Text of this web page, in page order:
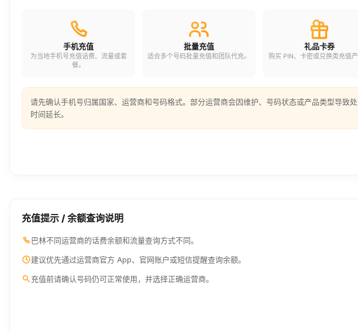
手机充值
为当地手机号充值话费、流量或套
餐。
批量充值
适合多个号码批量充值和团队代充。
礼品卡券
购买 PIN、卡密或兑换类充值产
请先确认手机号归属国家、运营商和号码格式。部分运营商会因维护、号码状态或产品类型导致
时间延长。
充值提示 / 余额查询说明
巴林不同运营商的话费余额和流量查询方式不同。
建议优先通过运营商官方 App、官网账户或短信提醒查询余额。
充值前请确认号码仍可正常使用，并选择正确运营商。